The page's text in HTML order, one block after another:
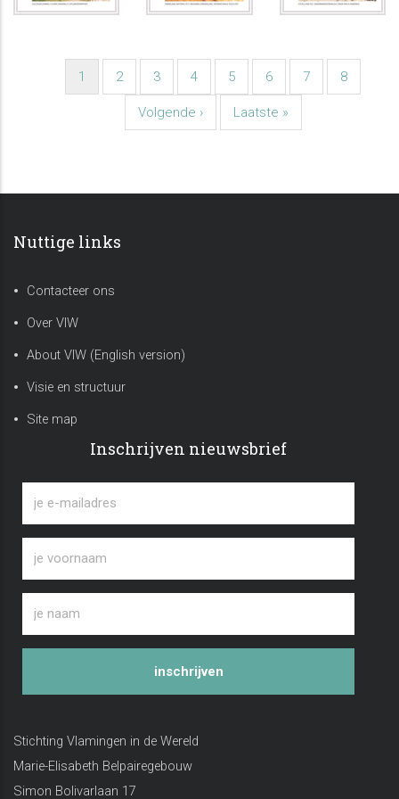
PaginationCurrent
1 Page
2 Page
3 Page
4 Page
5 Page
6 Page
7 Page
8
Next
Volgende ›
Last
Laatste »
Nuttige links
Contacteer ons
Over VIW
About VIW (English version)
Visie en structuur
Site map
Inschrijven nieuwsbrief
inschrijven
Stichting Vlamingen in de Wereld
Marie-Elisabeth Belpairegebouw
Simon Bolivarlaan 17